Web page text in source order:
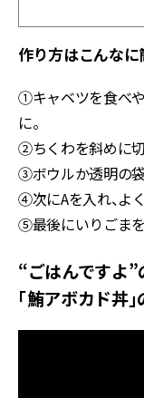
作り方はこんなに
①キャベツを食べ
に。
②ちくわを斜めに切
③ボウルか透明の
④次にAを入れ、よ
⑤最後にいりごまを
“ごはんですよ”
「鮪アボカド丼